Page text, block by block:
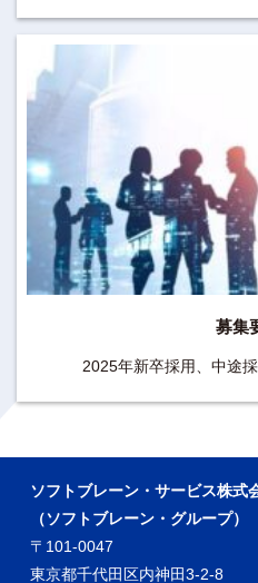
募集
2025年新卒採用、中途
ソフトブレーン・サービス株式
（ソフトブレーン・グループ）
〒101-0047
東京都千代田区内神田3-2-8